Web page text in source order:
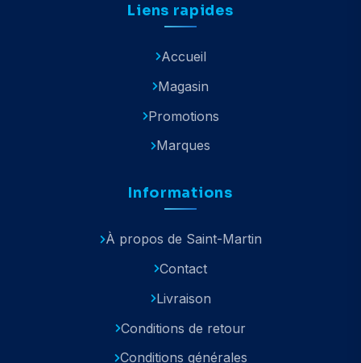
Liens rapides
Accueil
Magasin
Promotions
Marques
Informations
À propos de Saint-Martin
Contact
Livraison
Conditions de retour
Conditions générales